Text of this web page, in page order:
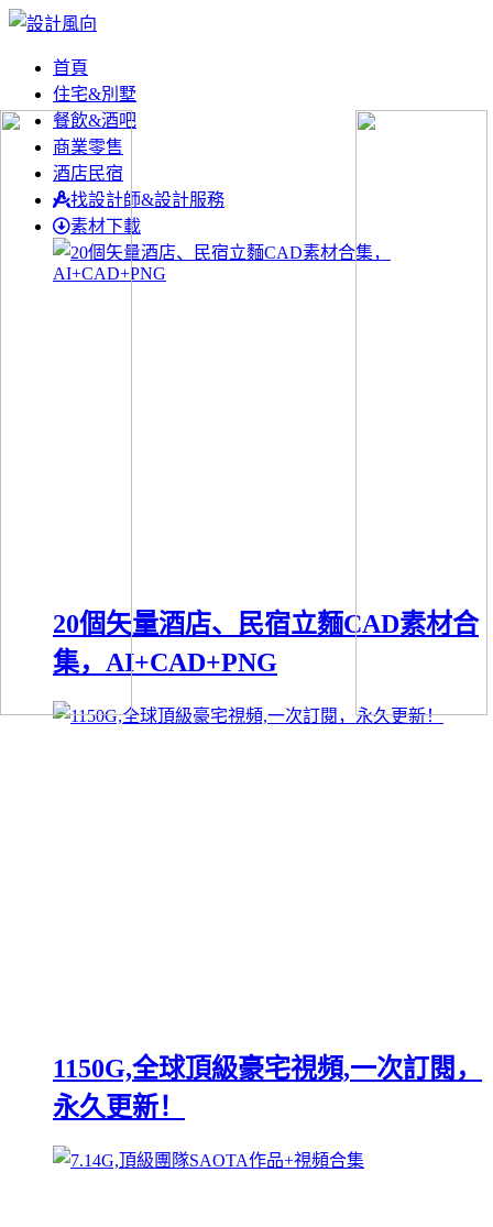
首頁
住宅&別墅
餐飲&酒吧
商業零售
酒店民宿
找設計師&設計服務
素材下載
20個矢量酒店、民宿立麵CAD素材合
集，AI+CAD+PNG
1150G,全球頂級豪宅視頻,一次訂閱，
永久更新！